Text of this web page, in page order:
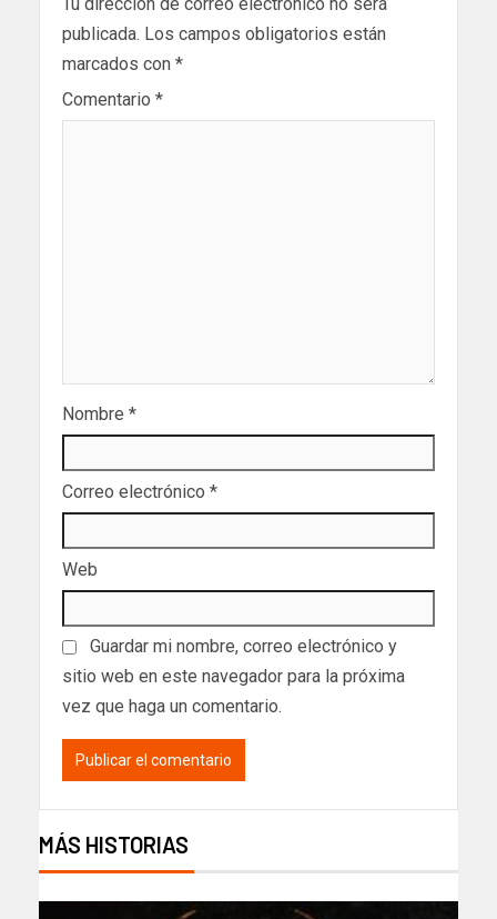
publicada. Los campos obligatorios están
marcados con *
Comentario *
Nombre *
Correo electrónico *
Web
Guardar mi nombre, correo electrónico y
sitio web en este navegador para la próxima
vez que haga un comentario.
MÁS HISTORIAS